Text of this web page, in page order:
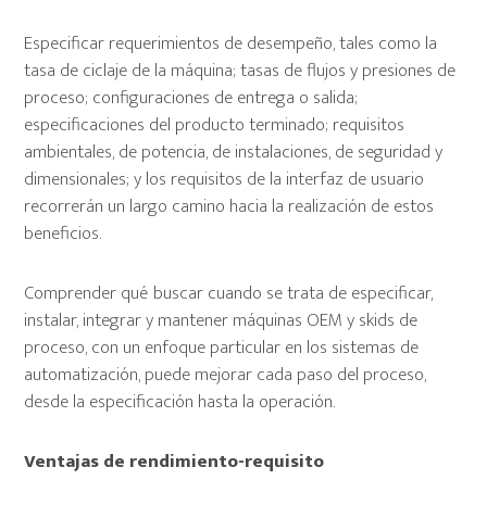
Especificar requerimientos de desempeño, tales como la
tasa de ciclaje de la máquina; tasas de flujos y presiones de
proceso; configuraciones de entrega o salida;
especificaciones del producto terminado; requisitos
ambientales, de potencia, de instalaciones, de seguridad y
dimensionales; y los requisitos de la interfaz de usuario
recorrerán un largo camino hacia la realización de estos
beneficios.
Comprender qué buscar cuando se trata de especificar,
instalar, integrar y mantener máquinas OEM y skids de
proceso, con un enfoque particular en los sistemas de
automatización, puede mejorar cada paso del proceso,
desde la especificación hasta la operación.
Ventajas de rendimiento-requisito